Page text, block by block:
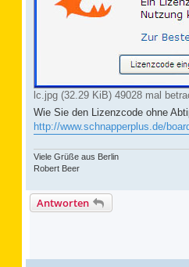
lc.jpg (32.29 KiB) 49028 mal
Wie Sie den Lizenzcode ohne
http://www.schnapperplus.de/
Viele Grüße aus Berlin
Robert Beer
Antworten